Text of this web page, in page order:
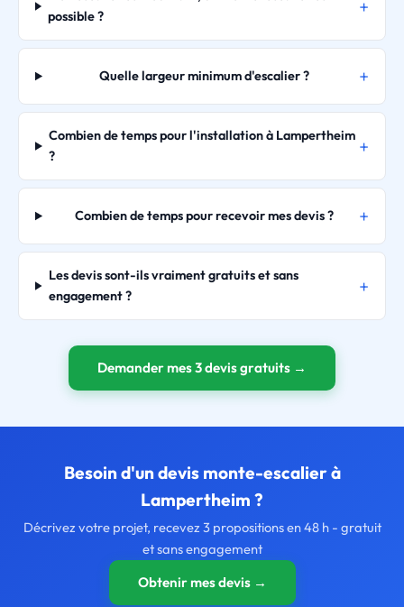
possible ?
Quelle largeur minimum d'escalier ?
Combien de temps pour l'installation à Lampertheim
?
Combien de temps pour recevoir mes devis ?
Les devis sont-ils vraiment gratuits et sans
engagement ?
Demander mes 3 devis gratuits →
Besoin d'un devis monte-escalier à
Lampertheim ?
Décrivez votre projet, recevez 3 propositions en 48 h - gratuit
et sans engagement
Obtenir mes devis →